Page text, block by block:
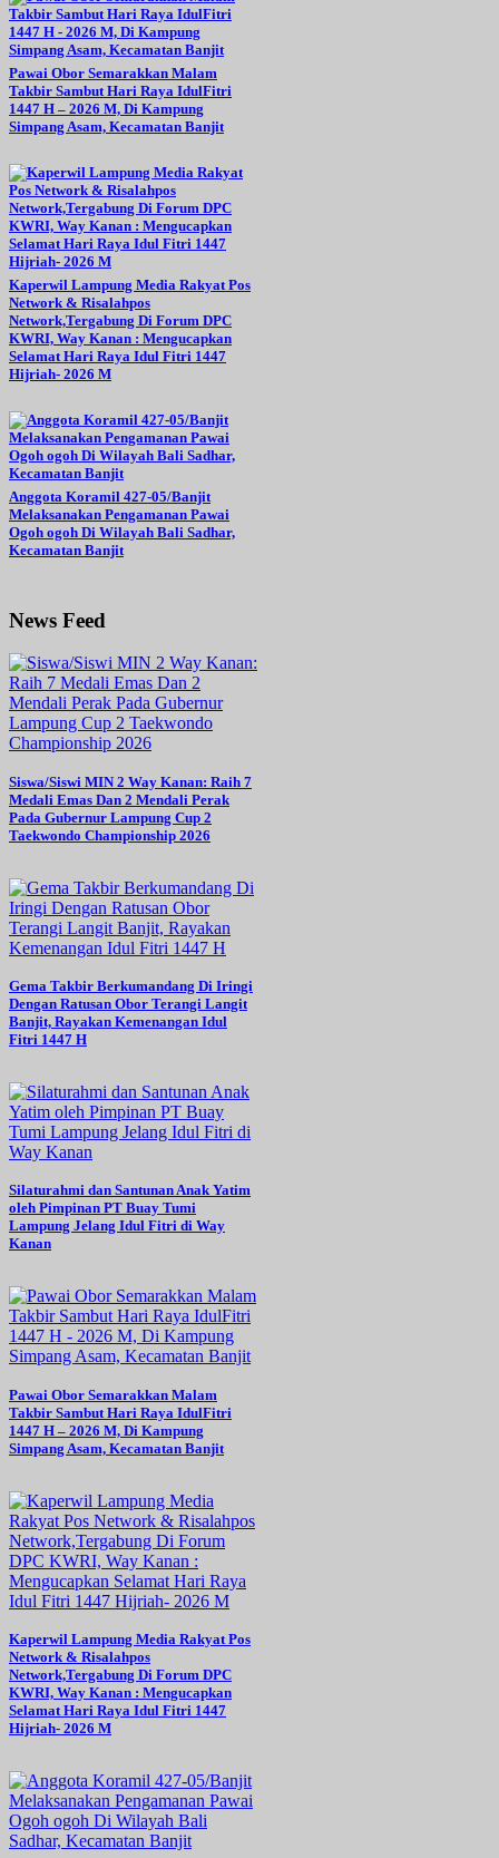
Pawai Obor Semarakkan Malam
Takbir Sambut Hari Raya IdulFitri
1447 H – 2026 M, Di Kampung
Simpang Asam, Kecamatan Banjit
Kaperwil Lampung Media Rakyat Pos
Network & Risalahpos
Network,Tergabung Di Forum DPC
KWRI, Way Kanan : Mengucapkan
Selamat Hari Raya Idul Fitri 1447
Hijriah- 2026 M
Anggota Koramil 427-05/Banjit
Melaksanakan Pengamanan Pawai
Ogoh ogoh Di Wilayah Bali Sadhar,
Kecamatan Banjit
News Feed
Siswa/Siswi MIN 2 Way Kanan: Raih 7
Medali Emas Dan 2 Mendali Perak
Pada Gubernur Lampung Cup 2
Taekwondo Championship 2026
Gema Takbir Berkumandang Di Iringi
Dengan Ratusan Obor Terangi Langit
Banjit, Rayakan Kemenangan Idul
Fitri 1447 H
Silaturahmi dan Santunan Anak Yatim
oleh Pimpinan PT Buay Tumi
Lampung Jelang Idul Fitri di Way
Kanan
Pawai Obor Semarakkan Malam
Takbir Sambut Hari Raya IdulFitri
1447 H – 2026 M, Di Kampung
Simpang Asam, Kecamatan Banjit
Kaperwil Lampung Media Rakyat Pos
Network & Risalahpos
Network,Tergabung Di Forum DPC
KWRI, Way Kanan : Mengucapkan
Selamat Hari Raya Idul Fitri 1447
Hijriah- 2026 M